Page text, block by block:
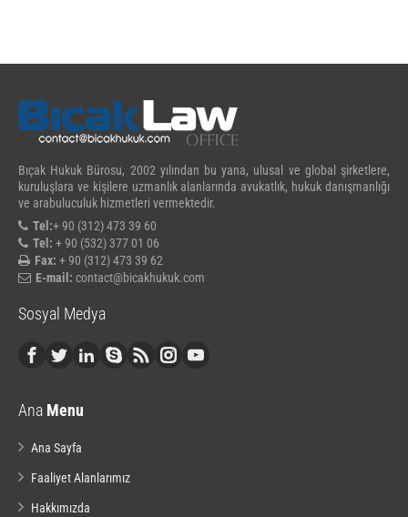
Bıçak Hukuk Bürosu, 2002 yılından bu yana, ulusal ve global şirketlere,
kuruluşlara ve kişilere uzmanlık alanlarında avukatlık, hukuk danışmanlığı
ve arabuluculuk hizmetleri vermektedir.
Tel:+ 90 (312) 473 39 60
Tel: + 90 (532) 377 01 06
Fax: + 90 (312) 473 39 62
E-mail: contact@bicakhukuk.com
Sosyal Medya
Ana Menu
Ana Sayfa
Faaliyet Alanlarımız
Hakkımızda